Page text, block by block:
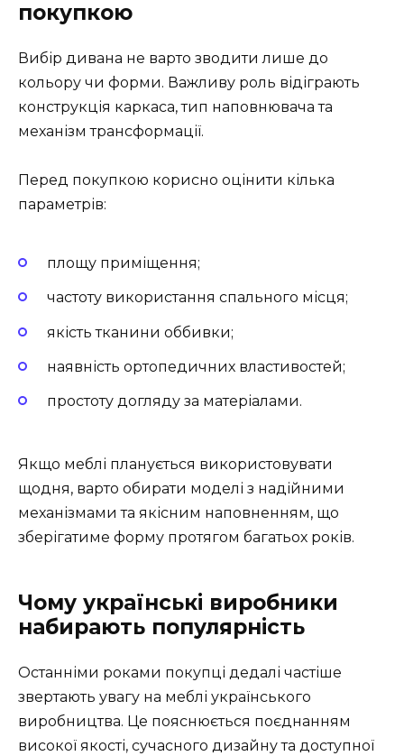
покупкою
Вибір дивана не варто зводити лише до
кольору чи форми. Важливу роль відіграють
конструкція каркаса, тип наповнювача та
механізм трансформації.
Перед покупкою корисно оцінити кілька
параметрів:
площу приміщення;
частоту використання спального місця;
якість тканини оббивки;
наявність ортопедичних властивостей;
простоту догляду за матеріалами.
Якщо меблі планується використовувати
щодня, варто обирати моделі з надійними
механізмами та якісним наповненням, що
зберігатиме форму протягом багатьох років.
Чому українські виробники
набирають популярність
Останніми роками покупці дедалі частіше
звертають увагу на меблі українського
виробництва. Це пояснюється поєднанням
високої якості, сучасного дизайну та доступної